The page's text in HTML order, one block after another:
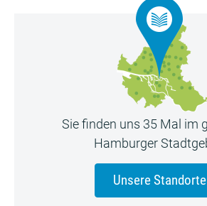
Sie finden uns 35 Mal im
Hamburger
Unsere Standorte